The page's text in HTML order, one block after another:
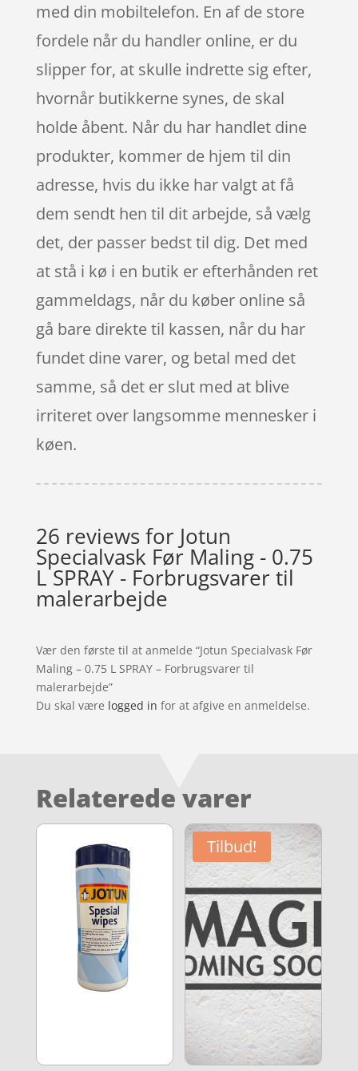
med din mobiltelefon. En af de store
fordele når du handler online, er du
slipper for, at skulle indrette sig efter,
hvornår butikkerne synes, de skal
holde åbent. Når du har handlet dine
produkter, kommer de hjem til din
adresse, hvis du ikke har valgt at få
dem sendt hen til dit arbejde, så vælg
det, der passer bedst til dig. Det med
at stå i kø i en butik er efterhånden ret
gammeldags, når du køber online så
gå bare direkte til kassen, når du har
fundet dine varer, og betal med det
samme, så det er slut med at blive
irriteret over langsomme mennesker i
køen.
26 reviews for Jotun
Specialvask Før Maling - 0.75
L SPRAY - Forbrugsvarer til
malerarbejde
Vær den første til at anmelde “Jotun Specialvask Før
Maling – 0.75 L SPRAY – Forbrugsvarer til
malerarbejde”
Du skal være logged in for at afgive en anmeldelse.
Relaterede varer
Tilbud!